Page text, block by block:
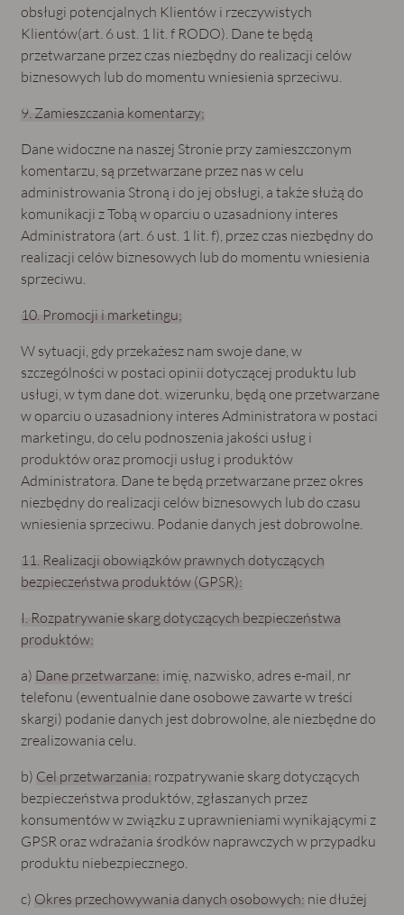
obsługi potencjalnych Klientów i rzeczywistych
Klientów(art. 6 ust. 1 lit. f RODO). Dane te będą
przetwarzane przez czas niezbędny do realizacji celów
biznesowych lub do momentu wniesienia sprzeciwu.
9. Zamieszczania komentarzy;
Dane widoczne na naszej Stronie przy zamieszczonym
komentarzu, są przetwarzane przez nas w celu
administrowania Stroną i do jej obsługi, a także służą do
komunikacji z Tobą w oparciu o uzasadniony interes
Administratora (art. 6 ust. 1 lit. f), przez czas niezbędny do
realizacji celów biznesowych lub do momentu wniesienia
sprzeciwu.
10. Promocji i marketingu;
W sytuacji, gdy przekażesz nam swoje dane, w
szczególności w postaci opinii dotyczącej produktu lub
usługi, w tym dane dot. wizerunku, będą one przetwarzane
w oparciu o uzasadniony interes Administratora w postaci
marketingu, do celu podnoszenia jakości usług i
produktów oraz promocji usług i produktów
Administratora. Dane te będą przetwarzane przez okres
niezbędny do realizacji celów biznesowych lub do czasu
wniesienia sprzeciwu. Podanie danych jest dobrowolne.
11. Realizacji obowiązków prawnych dotyczących
bezpieczeństwa produktów (GPSR):
I. Rozpatrywanie skarg dotyczących bezpieczeństwa
produktów:
a) Dane przetwarzane: imię, nazwisko, adres e-mail, nr
telefonu (ewentualnie dane osobowe zawarte w treści
skargi) podanie danych jest dobrowolne, ale niezbędne do
zrealizowania celu.
b) Cel przetwarzania: rozpatrywanie skarg dotyczących
bezpieczeństwa produktów, zgłaszanych przez
konsumentów w związku z uprawnieniami wynikającymi z
GPSR oraz wdrażania środków naprawczych w przypadku
produktu niebezpiecznego.
c) Okres przechowywania danych osobowych: nie dłużej